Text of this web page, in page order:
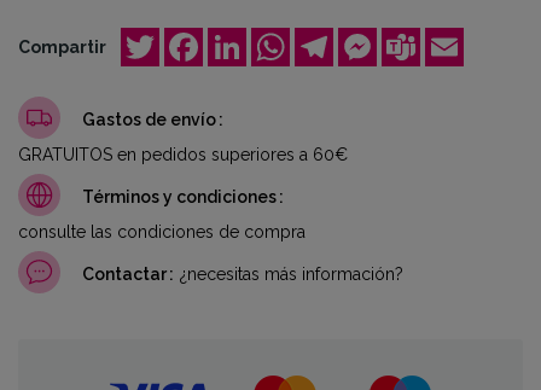
Compartir TwitterFacebookLinkedInWhatsAppTelegramMessenger
Teams
Gastos de envío
GRATUITOS en pedidos superiores a 60€
Términos y condiciones
consulte las condiciones de compra
Contactar ¿necesitas más información?